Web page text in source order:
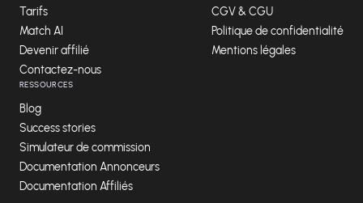
Tarifs
Match AI
Devenir affilié
Contactez-nous
CGV & CGU
Politique de confidentialité
Mentions légales
RESSOURCES
Blog
Success stories
Simulateur de commission
Documentation Annonceurs
Documentation Affiliés